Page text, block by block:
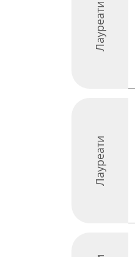
Лауреати
Лауреати